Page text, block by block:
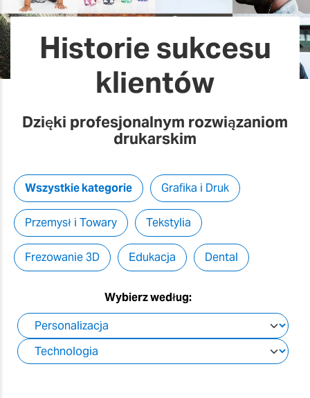
Historie sukcesu
klientów
Dzięki profesjonalnym rozwiązaniom
drukarskim
Wszystkie kategorie Grafika i Druk
Przemysł i Towary Tekstylia
Frezowanie 3D Edukacja Dental
Wybierz według: